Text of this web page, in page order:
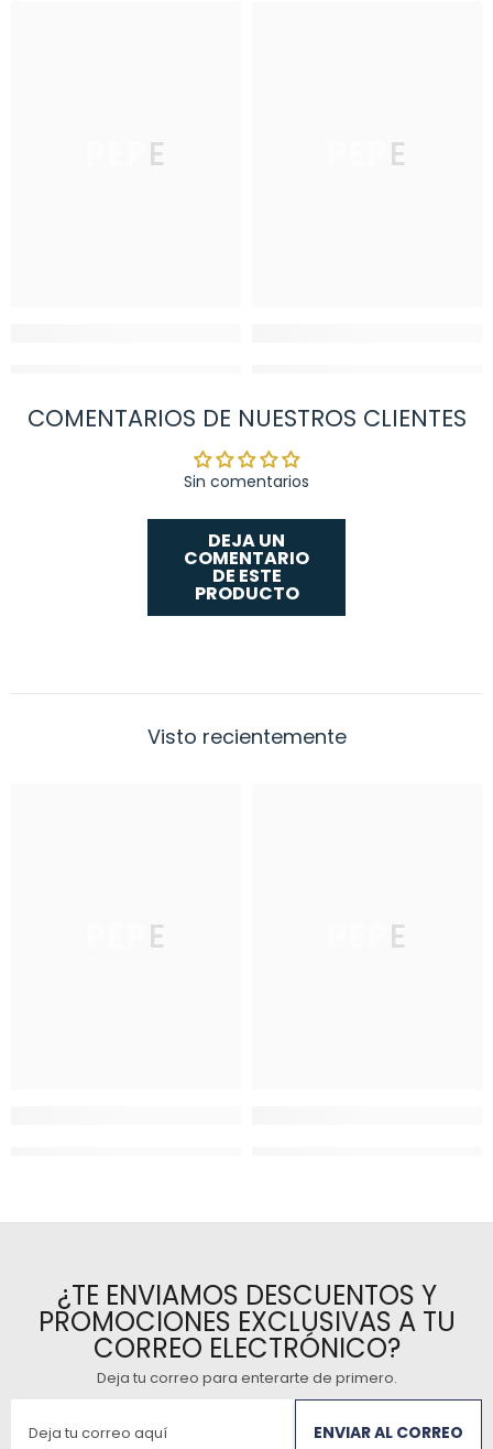
PEPE PEPE
COMENTARIOS DE NUESTROS CLIENTES
Sin comentarios
DEJA UN
COMENTARIO
DE ESTE
PRODUCTO
Visto recientemente
PEPE PEPE
¿TE ENVIAMOS DESCUENTOS Y
PROMOCIONES EXCLUSIVAS A TU
CORREO ELECTRÓNICO?
Deja tu correo para enterarte de primero.
ENVIAR AL CORREO